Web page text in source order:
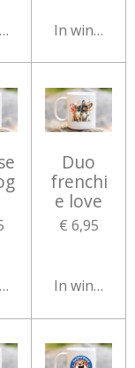
In
Duo
frenchi
e love
€ 6,95
In